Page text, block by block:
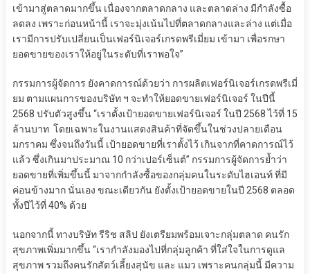
เข้ามาสู่ตลาดมากขึ้น เนื่องจากตลาดกลาง และตลาดล่าง มีกำลังซื้อ
ลดลง เพราะก่อนหน้านี้ เราจะมุ่งเน้นไปที่ตลาดกลางและล่าง แต่เมื่อ
เรามีการปรับเปลี่ยนเป็นเฟอร์นิเจอร์เกรดพรีเมี่ยม เข้ามา เพื่อรกษา
ยอดขายของเราให้อยู่ในระดับที่เราพอใจ”
กรรมการผู้จัดการ ยังคาดการณ์ด้วยว่า การผลิตเฟอร์นิเจอร์เกรดพรีเมี่
ยม ตามแผนการของบริษัท ฯ จะทำให้ยอดขายเฟอร์นิเจอร์ ในปีนี้
2568 ปรับตัวสูงขึ้น “เราตั้งเป้ายอดขายเฟอร์นิเจอร์ ในปี 2568 ไว้ที่ 15
ล้านบาท โดยเฉพาะในงานแสดงสินค้าที่จัดขึ้นในช่วงปลายเดือน
มกราคม ซึ่งจนถึงวันนี้ เป้ายอดขายที่เราตั้งไว้ เกินจากที่คาดการณ์ไว้
แล้ว ซึ่งเกินมาประมาณ 10 กว่าเปอร์เซ็นต์” กรรมการผู้จัดการย้ำว่า
ยอดขายที่เพิ่มขึ้นนี้ มาจากกำลังซื้อของกลุ่มคนในระดับไฮเอนท์ ที่มี
ค่อนข้างมาก นั่นเอง ขณะเดียวกัน ยังตั้งเป้ายอดขายในปี 2568 ตลอด
ทั้งปีไว้ที่ 40% ด้วย
นอกจากนี้ ทางบริษัท รีริช สลิป ยังเตรียมพร้อมเจาะกลุ่มตลาด คนรัก
สุขภาพเพิ่มมากขึ้น “เรากำลังมองไปที่กลุ่มลูกค้า ที่ใส่ใจในการดูแล
สุขภาพ รวมถึงคนรักสัตว์เลี้ยงสุนัข และ แมว เพราะคนกลุ่มนี้ มีความ